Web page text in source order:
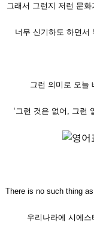
그래서 그런지 저런 문
너무 신기하도 하면
그런 의미로 오늘
‘그런 것은 없어, 그런
There is no such thing
우리나라에 시에